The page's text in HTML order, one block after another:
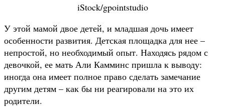
iStock/gpointstudio
У этой мамой двое детей, и младшая дочь имеет
особенности развития. Детская площадка для нее –
непростой, но необходимый опыт. Находясь рядом с
девочкой, ее мать Али Камминс пришла к выводу:
иногда она имеет полное право сделать замечание
другим детям – как бы ни реагировали на это их
родители.